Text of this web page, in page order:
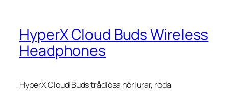
HyperX Cloud Buds Wireless
Headphones
HyperX Cloud Buds trådlösa hörlurar, röda